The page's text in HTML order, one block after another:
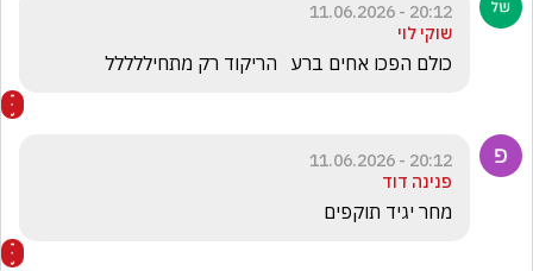
20:12 - 11.06.2026
שוקי לוי
כולם הפכו אחים ברע   הריקוד רק מתחיללללל
20:12 - 11.06.2026
פנינה דוד
מחר יגיד תוקפים